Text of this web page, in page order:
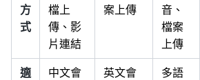
方
式
檔上
傳、影
片連結
案上傳
音、
檔案
上傳
適
中文會
英文會
多語